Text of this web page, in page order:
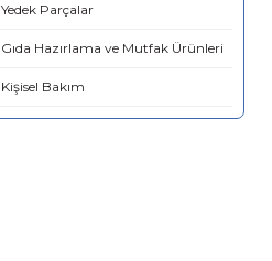
Yedek Parçalar
Gıda Hazırlama ve Mutfak Ürünleri
Kişisel Bakım